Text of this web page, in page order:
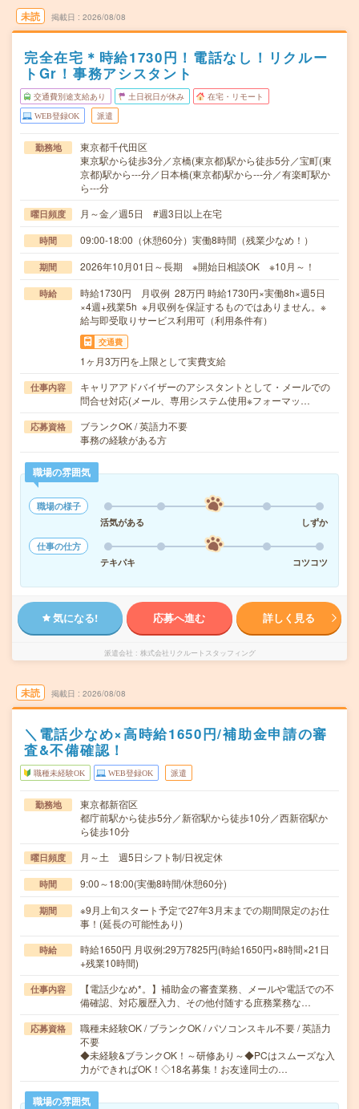
未読 掲載日 2026/08/08
完全在宅＊時給1730円！電話なし！リクルー
トGr！事務アシスタント
交通費別途支給あり 土日祝日が休み 在宅・リモート
WEB登録OK 派遣
勤務地
東京都千代田区
東京駅から徒歩3分／京橋(東京都)駅から徒歩5分／宝町(東
京都)駅から---分／日本橋(東京都)駅から---分／有楽町駅か
ら---分
曜日頻度 月～金／週5日 #週3日以上在宅
時間 09:00-18:00（休憩60分）実働8時間（残業少なめ！）
期間 2026年10月01日～長期 ※開始日相談OK ※10月～！
時給
時給1730円 月収例 28万円 時給1730円×実働8h×週5日
×4週+残業5h ※月収例を保証するものではありません。※
給与即受取りサービス利用可（利用条件有）
交通費
1ヶ月3万円を上限として実費支給
仕事内容
キャリアアドバイザーのアシスタントとして・メールでの
問合せ対応(メール、専用システム使用※フォーマッ…
応募資格
ブランクOK / 英語力不要
事務の経験がある方
職場の雰囲気
職場の様子
活気がある
しずか
仕事の仕方
テキパキ
コツコツ
気になる! 応募へ進む 詳しく見る
派遣会社 株式会社リクルートスタッフィング
未読 掲載日 2026/08/08
＼電話少なめ×高時給1650円/補助金申請の審
査&不備確認！
職種未経験OK WEB登録OK 派遣
勤務地
東京都新宿区
都庁前駅から徒歩5分／新宿駅から徒歩10分／西新宿駅か
ら徒歩10分
曜日頻度 月～土 週5日シフト制/日祝定休
時間 9:00～18:00(実働8時間/休憩60分)
期間
※9月上旬スタート予定で27年3月末までの期間限定のお仕
事！(延長の可能性あり)
時給
時給1650円 月収例:29万7825円(時給1650円×8時間×21日
+残業10時間)
仕事内容
【電話少なめ*。】補助金の審査業務、メールや電話での不
備確認、対応履歴入力、その他付随する庶務業務な…
応募資格
職種未経験OK / ブランクOK / パソコンスキル不要 / 英語力
不要
◆未経験&ブランクOK！～研修あり～◆PCはスムーズな入
力ができればOK！◇18名募集！お友達同士の…
職場の雰囲気